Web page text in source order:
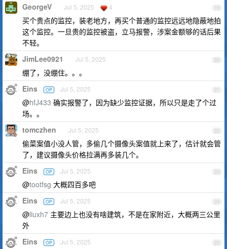
19
GeorgeV Jul 5, 2025 4
买个贵点的监控，装老地方，再买个普通的监控远远地隐蔽地拍
这个监控。一旦贵的监控被盗，立马报警，涉案金额够的话后果
不轻。
20
JimLee0921 Jul 5, 2025
绷了，没绷住。。。
21
Eins OP Jul 5, 2025
@hfJ433 确实报警了，因为缺少监控证据，所以只是走了个过
场。。
22
tomczhen Jul 5, 2025
偷菜案值小没人管，多偷几个摄像头案值就上来了，估计就会管
了，建议摄像头价格拉满再多装几个。
23
Eins OP Jul 5, 2025
@tootfsg 大概四百多吧
24
Eins OP Jul 5, 2025
@liuxh7 主要边上也没有啥建筑，不是在家附近，大概两三公里
外
25
Eins OP Jul 5, 2025